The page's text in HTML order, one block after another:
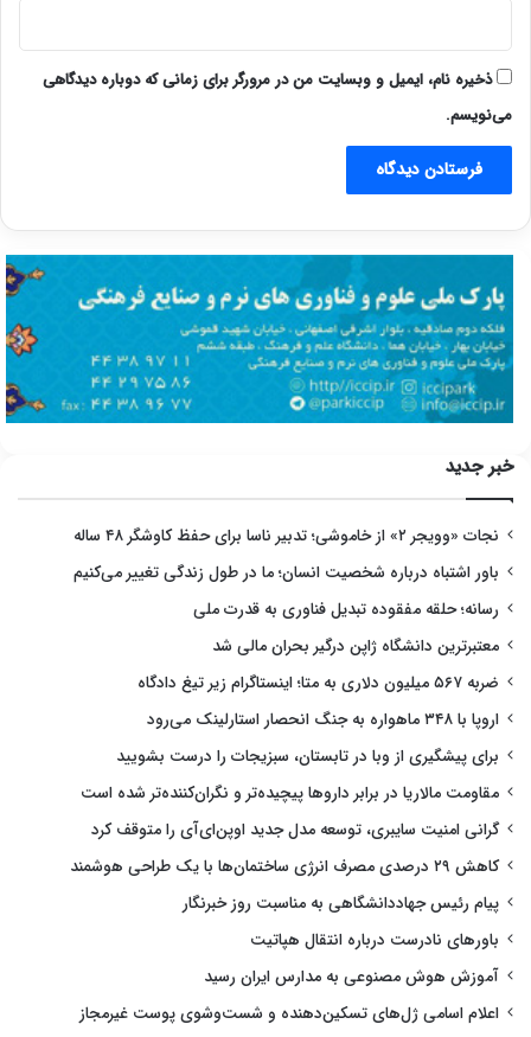
ذخیره نام، ایمیل و وبسایت من در مرورگر برای زمانی که دوباره دیدگاهی
می‌نویسم.
خبر جدید
نجات «وویجر ۲» از خاموشی؛ تدبیر ناسا برای حفظ کاوشگر ۴۸ ساله
باور اشتباه درباره شخصیت انسان؛ ما در طول زندگی تغییر می‌کنیم
رسانه؛ حلقه مفقوده تبدیل فناوری به قدرت ملی
معتبرترین دانشگاه ژاپن درگیر بحران مالی شد
ضربه ۵۶۷ میلیون دلاری به متا؛ اینستاگرام زیر تیغ دادگاه
اروپا با ۳۴۸ ماهواره به جنگ انحصار استارلینک می‌رود
برای پیشگیری از وبا در تابستان، سبزیجات را درست بشویید
مقاومت مالاریا در برابر داروها پیچیده‌تر و نگران‌کننده‌تر شده است
گرانی امنیت سایبری، توسعه مدل جدید اوپن‌ای‌آی را متوقف کرد
کاهش ۲۹ درصدی مصرف انرژی ساختمان‌ها با یک طراحی هوشمند
پیام رئیس جهاددانشگاهی به مناسبت روز خبرنگار
باورهای نادرست درباره انتقال هپاتیت
آموزش هوش مصنوعی به مدارس ایران رسید
اعلام اسامی ژل‌های تسکین‌دهنده و شست‌وشوی پوست غیرمجاز